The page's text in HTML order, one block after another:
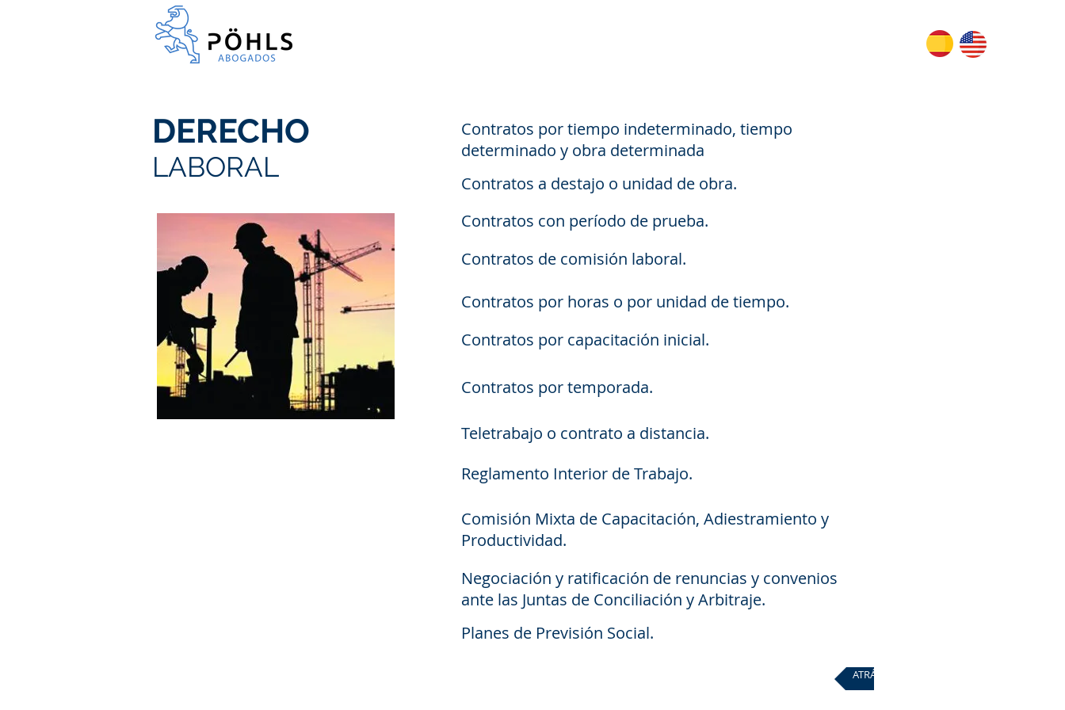
DERECHO
LABORAL
Contratos por tiempo indeterminado, tiempo
determinado y obra determinada
Contratos a destajo o unidad de obra.
Contratos con período de prueba.
Contratos de comisión laboral.
Contratos por horas o por unidad de tiempo.
Contratos por capacitación inicial.
Contratos por temporada.
Teletrabajo o contrato a distancia.
Reglamento Interior de Trabajo.
Comisión Mixta de Capacitación, Adiestramiento y
Productividad.
Negociación y ratificación de renuncias y convenios
ante las Juntas de Conciliación y Arbitraje.
Planes de Previsión Social.
ATRÁS